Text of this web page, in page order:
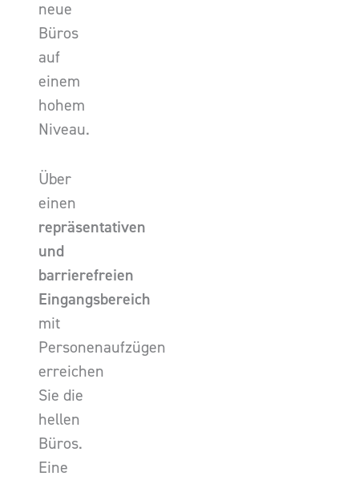
neue
Büros
auf
einem
hohem
Niveau.
Über
einen
repräsentativen
und
barrierefreien
Eingangsbereich
mit
Personenaufzügen
erreichen
Sie die
hellen
Büros.
Eine